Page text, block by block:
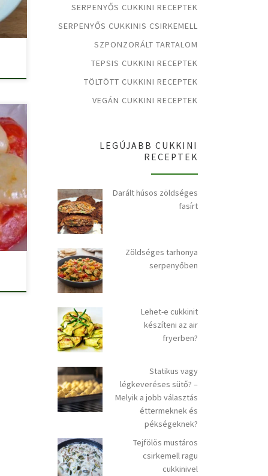
SERPENYŐS CUKKINI RECEPTEK
SERPENYŐS CUKKINIS CSIRKEMELL
SZPONZORÁLT TARTALOM
TEPSIS CUKKINI RECEPTEK
TÖLTÖTT CUKKINI RECEPTEK
VEGÁN CUKKINI RECEPTEK
LEGÚJABB CUKKINI
RECEPTEK
Darált húsos zöldséges
fasírt
Zöldséges tarhonya
serpenyőben
Lehet-e cukkinit
készíteni az air
fryerben?
Statikus vagy
légkeveréses sütő? –
Melyik a jobb választás
éttermeknek és
pékségeknek?
Tejfölös mustáros
csirkemell ragu
cukkinivel